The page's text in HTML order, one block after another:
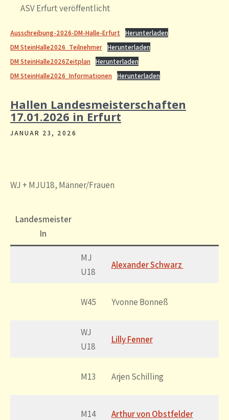
ASV Erfurt veröffentlicht
Ausschreibung-2026-DM-Halle-Erfurt
Herunterladen
DM SteinHalle2026_Teilnehmer Herunterladen
DM SteinHalle2026Zeitplan
Herunterladen
DM SteinHalle2026_Informationen
Herunterladen
Hallen Landesmeisterschaften
17.01.2026 in Erfurt
JANUAR 23, 2026
WJ + MJU18, Männer/Frauen
Landesmeister
In
MJ
U18
Alexander Schwarz
W45 Yvonne Bonneß
WJ
U18
Lilly Fenner
M13 Arjen Schilling
M14 Arthur von Obstfelder